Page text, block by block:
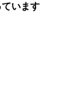
います